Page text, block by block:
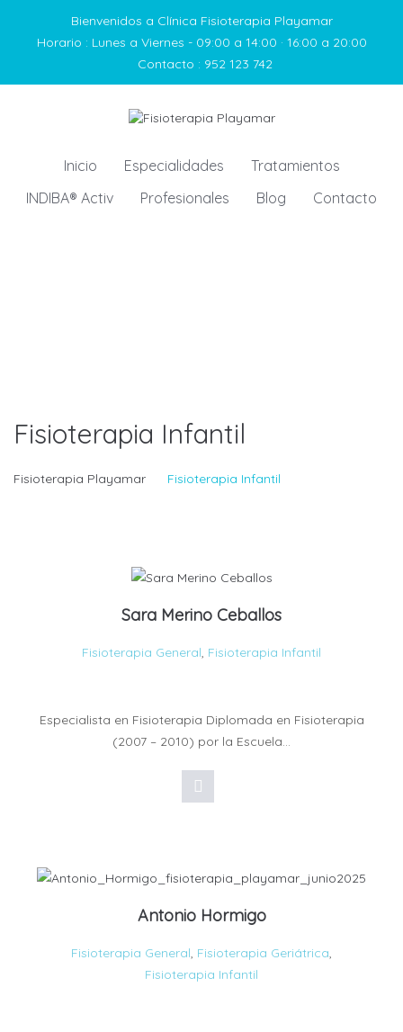
Bienvenidos a Clínica Fisioterapia Playamar
Horario : Lunes a Viernes - 09:00 a 14:00 · 16:00 a 20:00
Contacto : 952 123 742
Inicio Especialidades
Tratamientos
INDIBA® Activ
Profesionales Blog Contacto
Fisioterapia Infantil
Fisioterapia Playamar Fisioterapia Infantil
Sara Merino Ceballos
Fisioterapia General, Fisioterapia Infantil
Especialista en Fisioterapia Diplomada en Fisioterapia
(2007 – 2010) por la Escuela…
Antonio Hormigo
Fisioterapia General, Fisioterapia Geriátrica,
Fisioterapia Infantil